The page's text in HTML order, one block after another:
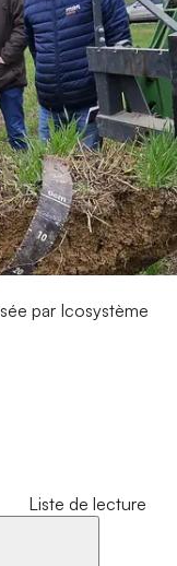
par Icosystème
Liste de lecture